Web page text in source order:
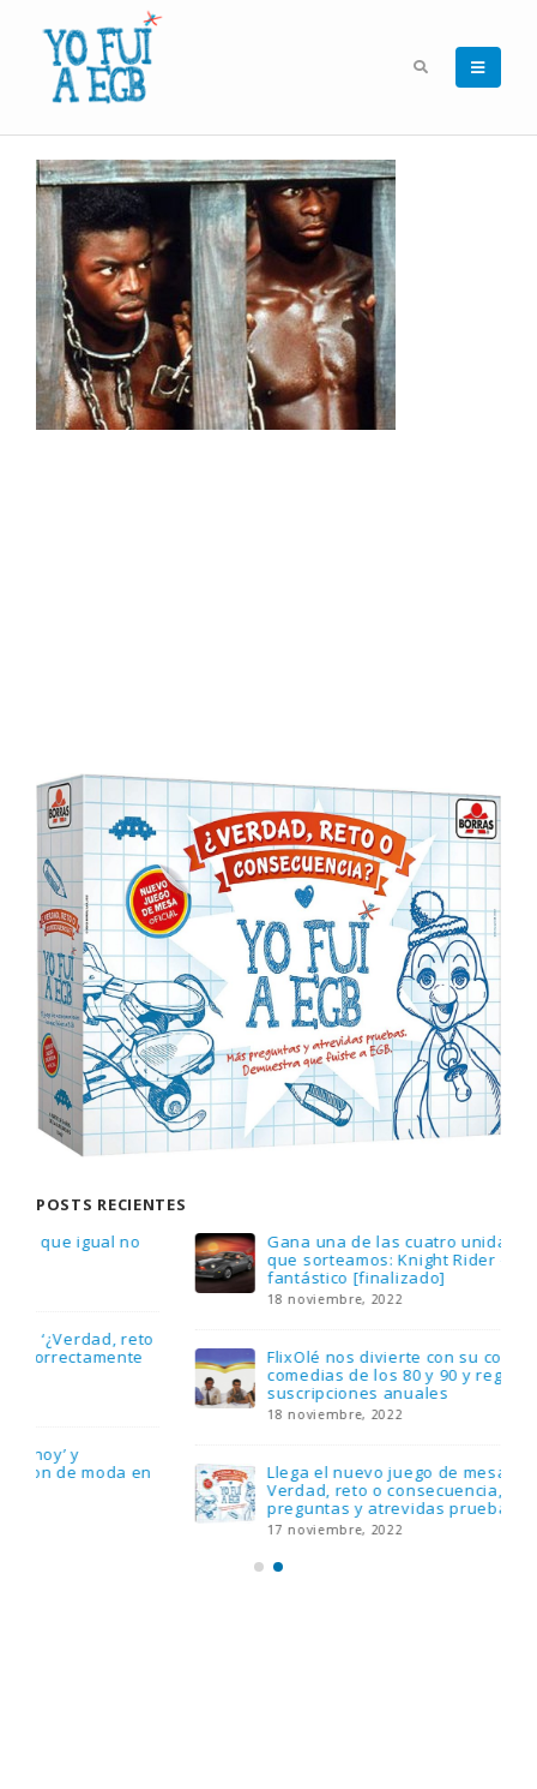
POSTS RECIENTES
Gana una de las cuatro unidades de PLAYMOBIL
que sorteamos: Knight Rider – El coche
fantástico [finalizado]
FlixOlé nos divierte con su colección de
comedias de los 80 y 90 y regalamos tres
suscripciones anuales
Llega el nuevo juego de mesa Yo Fui a EGB:
Verdad, reto o consecuencia, con más
preguntas y atrevidas pruebas